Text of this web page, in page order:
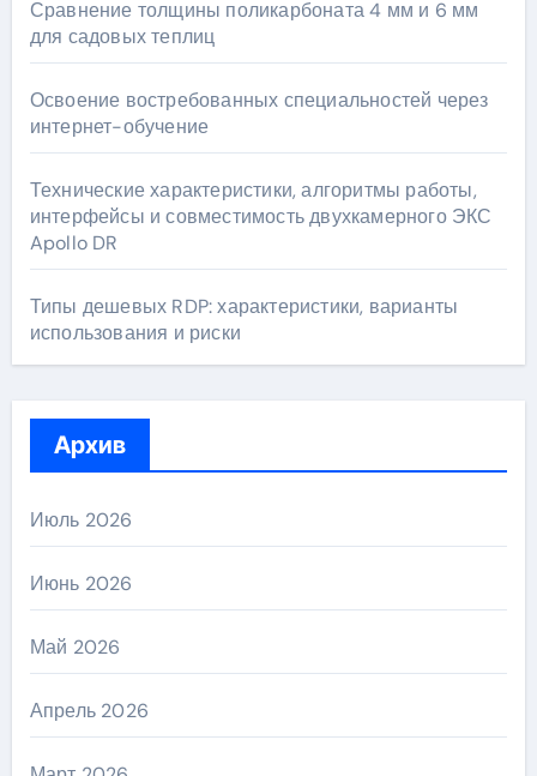
Сравнение толщины поликарбоната 4 мм и 6 мм
для садовых теплиц
Освоение востребованных специальностей через
интернет-обучение
Технические характеристики, алгоритмы работы,
интерфейсы и совместимость двухкамерного ЭКС
Apollo DR
Типы дешевых RDP: характеристики, варианты
использования и риски
Архив
Июль 2026
Июнь 2026
Май 2026
Апрель 2026